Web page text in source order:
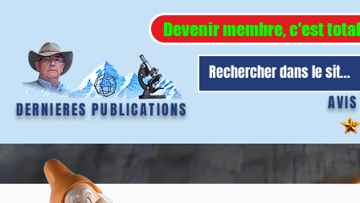
Devenir membre, c'est
DERNIERES PUBLICATIONS